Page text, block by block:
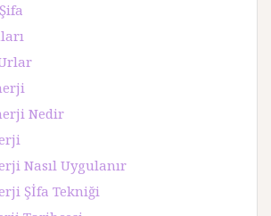
Nedir
Nasıl Uygulanır
Şİfa Tekniği